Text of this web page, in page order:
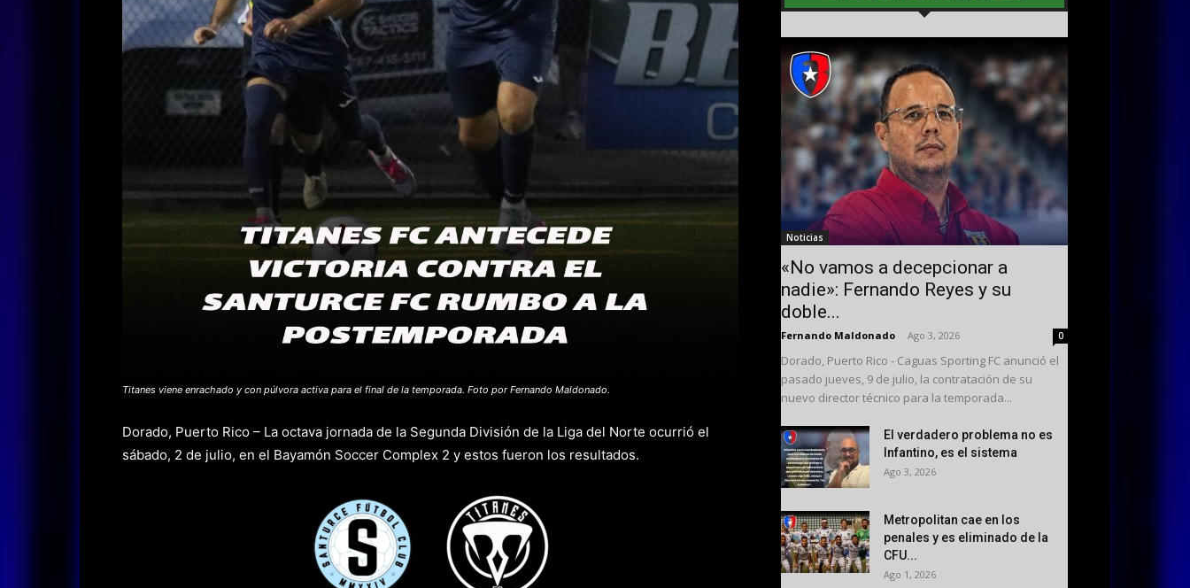
Titanes viene enrachado y con púlvora activa para el final de la temporada. Foto por Fernando Maldonado.
Dorado, Puerto Rico – La octava jornada de la Segunda División de la Liga del Norte ocurrió el
sábado, 2 de julio, en el Bayamón Soccer Complex 2 y estos fueron los resultados.
Noticias
«No vamos a decepcionar a
nadie»: Fernando Reyes y su
doble...
Fernando Maldonado Ago 3, 2026 0
Dorado, Puerto Rico - Caguas Sporting FC anunció el
pasado jueves, 9 de julio, la contratación de su
nuevo director técnico para la temporada...
El verdadero problema no es
Infantino, es el sistema
Ago 3, 2026
Metropolitan cae en los
penales y es eliminado de la
CFU...
Ago 1, 2026